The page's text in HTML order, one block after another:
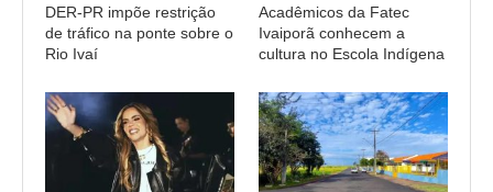
DER-PR impõe restrição
de tráfico na ponte sobre o
Rio Ivaí
Acadêmicos da Fatec
Ivaiporã conhecem a
cultura no Escola Indígena